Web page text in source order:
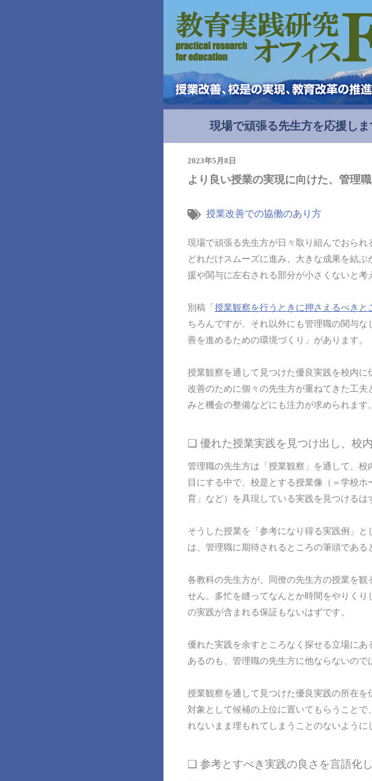
現場で頑張る先生方を応援しま
2023年5月8日
より良い授業の実現に向けた、管理
授業改善での協働のあり方
現場で頑張る先生方が日々取り組んでおら
どれだけスムーズに進み、大きな成果を結
援や関与に左右される部分が小さくないと考
別稿「授業観察を行うときに押さえるべきと
ちろんですが、それ以外にも管理職の関与
善を進めるための環境づくり」があります。
授業観察を通して見つけた優良実践を校内に
改善のために個々の先生方が重ねてきた工夫
みと機会の整備などにも注力が求められます。
❏ 優れた授業実践を見つけ出し、校
管理職の先生方は「授業観察」を通して、校
目にする中で、校是とする授業像（＝学校
育」など）を具現している実践を見つけるは
そうした授業を「参考になり得る実践例」と
は、管理職に期待されるところの筆頭である
各教科の先生方が、同僚の先生方の授業を観
せん。多忙を縫ってなんとか時間をやりくり
の実践が含まれる保証もないはずです。
優れた実践を余すところなく探せる立場に
あるのも、管理職の先生方に他ならないので
授業観察を通して見つけた優良実践の所在
対象として候補の上位に置いてもらうことで
れないまま埋もれてしまうことのないように
❏ 参考とすべき実践の良さを言語化